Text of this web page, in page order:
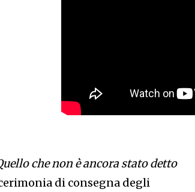
che non è ancora stato detto
di consegna degli